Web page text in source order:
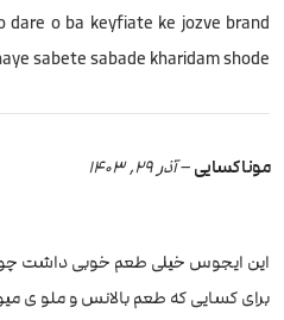
dare o ba keyfiate ke jozve brand
sabete sabade kharidam shode.
مونا کسایی–آذر 29, 1403
این ایجوس خیلی طعم خوبی داشت
برای کسایی که طعم بالانس و ملو ی